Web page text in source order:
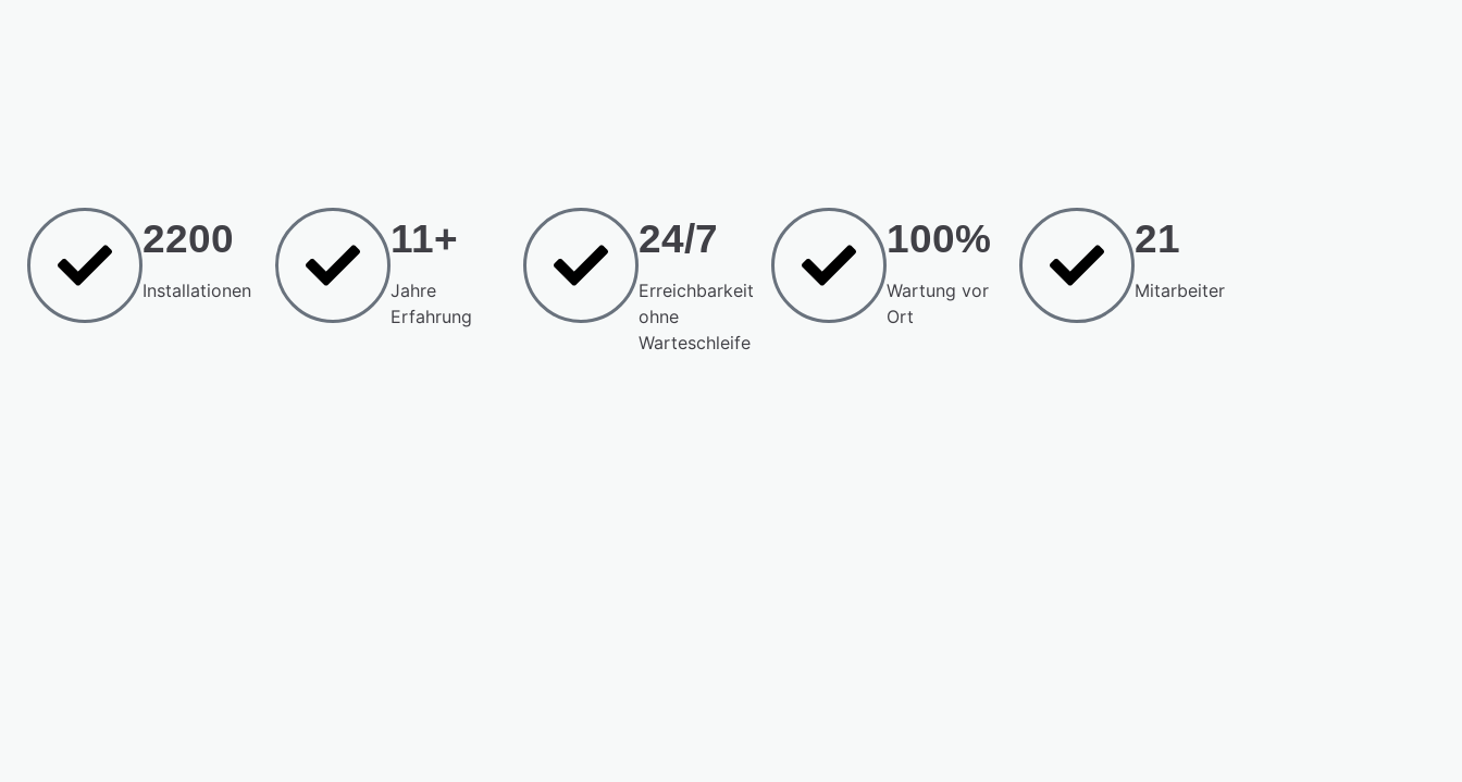
2200
Installationen
11+
Jahre
Erfahrung
24/7
Erreichbarkeit
ohne
Warteschleife
100%
Wartung vor
Ort
21
Mitarbeiter